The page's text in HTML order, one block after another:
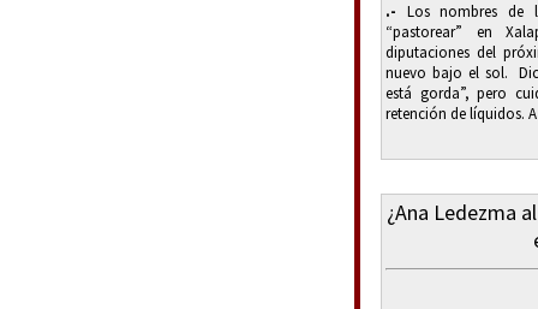
.- Los nombres de
“pastorear” en
diputaciones del
nuevo bajo el sol.
está gorda”, pero
retención de líquidos.
¿Ana Ledezma